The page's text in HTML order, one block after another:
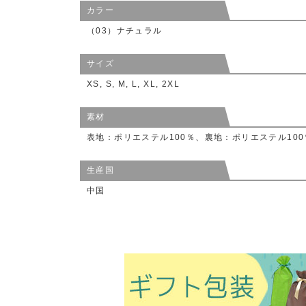
カラー
（03）ナチュラル
サイズ
XS, S, M, L, XL, 2XL
素材
表地：ポリエステル100％、裏地：ポリエステル100
生産国
中国